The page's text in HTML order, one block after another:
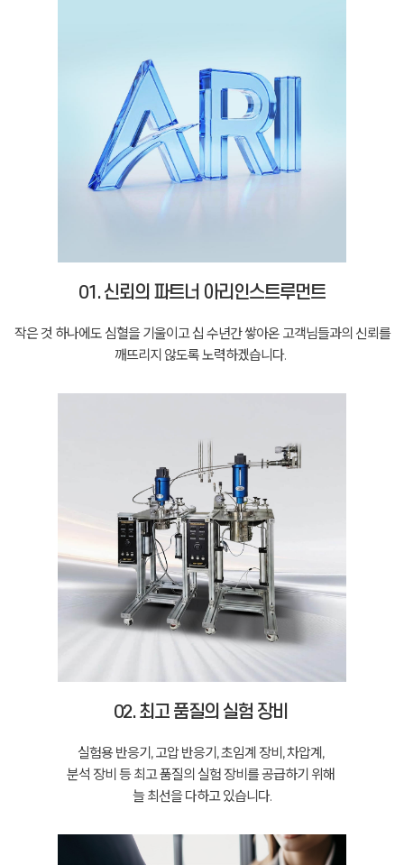
01. 신뢰의 파트너 아리인스트루먼트
작은 것 하나에도 심혈을 기울이고 십 수년간 쌓아온 고객님들과의 신뢰를
깨뜨리지 않도록 노력하겠습니다.
02. 최고 품질의 실험 장비
실험용 반응기, 고압 반응기, 초임계 장비, 차압계,
분석 장비 등 최고 품질의 실험 장비를 공급하기 위해
늘 최선을 다하고 있습니다.